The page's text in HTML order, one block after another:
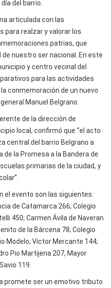
del barrio.
articulada con las
para realzar y valorar los
patrias, que
nuestro ser nacional. En este
y centro vecinal del
para las actividades
conmemoración de un nuevo
Manuel Belgrano.
de la dirección de
local, confirmó que “el acto
central del barrio Belgrano a
de la Promesa a la Bandera de
primarias de la ciudad, y
el evento son las siguientes:
de Catamarca 266; Colegio
450; Carmen Ávila de Naveran
de la Bárcena 78; Colegio
Modelo; Víctor Mercante 144;
Pio Martijena 207, Mayor
119.
promete ser un emotivo tributo